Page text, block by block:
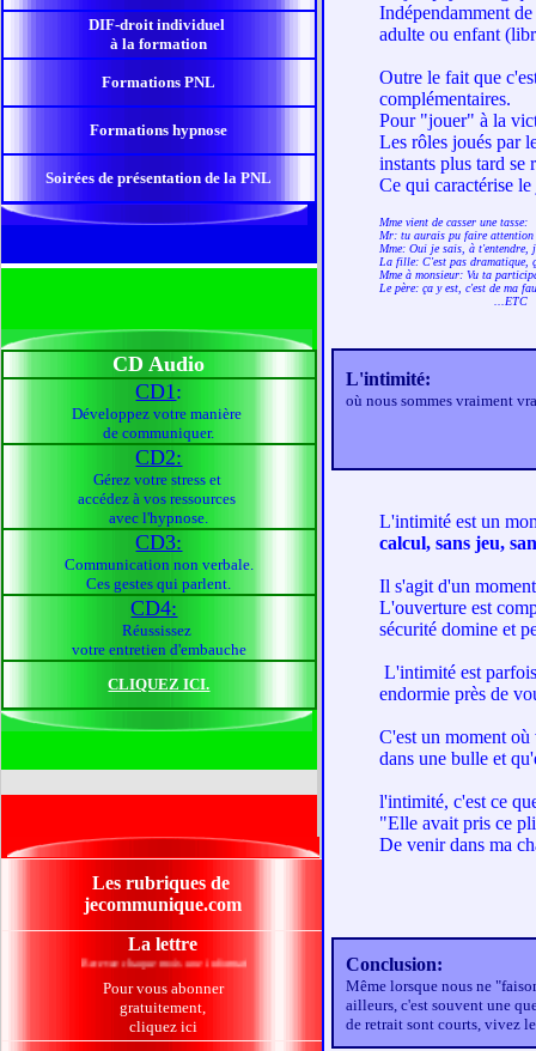
DIF-droit individuel
à la formation
Formations PNL
Formations hypnose
Soirées de présentation de la PNL
CD Audio
CD1:
Développez votre manière
de communiquer.
CD2:
Gérez votre stress et
accédez à vos ressources
avec l'hypnose.
CD3:
Communication non verbale.
Ces gestes qui parlent.
CD4:
Réussissez
votre entretien d'embauche
CLIQUEZ ICI.
Les rubriques de
jecommunique.com
La lettre
Recevez chaque mois une information sur la communication, le coaching, le développement
Pour vous abonner
gratuitement,
cliquez ici
Indépendamment
adulte ou enfant
Outre le fait que
complémentaires.
Pour "jouer" à la
Les rôles joués par
instants plus tard se
Ce qui caractérise
Mme vient de casser une tasse:
Mr: tu aurais pu faire attention
Mme: Oui je sais, à t'entendre,
La fille: C'est pas dramatique,
Mme à monsieur: Vu ta
Le père: ça y est, c'est de ma
...ETC
L'intimité:
où nous sommes vraiment
L'intimité est un
calcul, sans jeu,
Il s'agit d'un
L'ouverture est
sécurité domine et
L'intimité est
endormie près de
C'est un moment où
dans une bulle et
l'intimité, c'est ce
"Elle avait pris ce
De venir dans ma
Conclusion:
Même lorsque nous ne
ailleurs, c'est souvent une
de retrait sont courts, vivez